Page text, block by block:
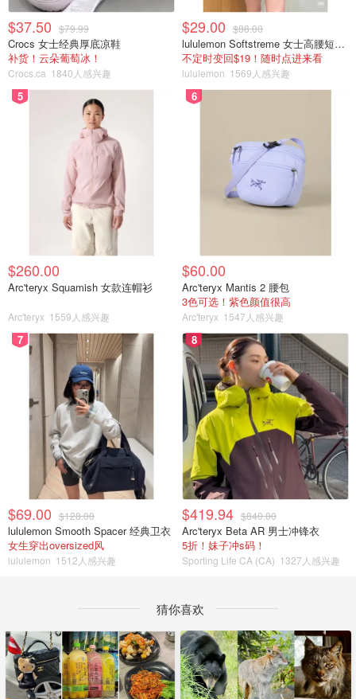
$37.50 $79.99
Crocs 女士经典厚底凉鞋
补货！云朵葡萄冰！
Crocs.ca 1840人感兴趣
$29.00 $88.00
lululemon Softstreme 女士高腰短裤 10cm
不定时变回$19！随时点进来看
lululemon 1569人感兴趣
5
$260.00
Arc'teryx Squamish 女款连帽衫
Arc'teryx 1559人感兴趣
6
$60.00
Arc'teryx Mantis 2 腰包
3色可选！紫色颜值很高
Arc'teryx 1547人感兴趣
7
$69.00 $128.00
lululemon Smooth Spacer 经典卫衣
女生穿出oversized风
lululemon 1512人感兴趣
8
$419.94 $840.00
Arc'teryx Beta AR 男士冲锋衣
5折！妹子冲s码！
Sporting Life CA (CA) 1327人感兴趣
猜你喜欢